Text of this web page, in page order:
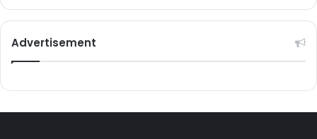
Advertisement